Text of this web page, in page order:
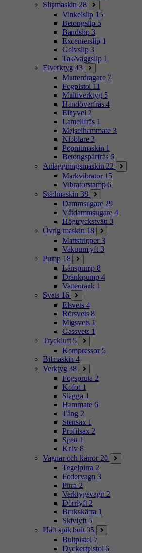
Slipmaskin 28
Vinkelslip 15
Betongslip 5
Bandslip 3
Excenterslip 1
Golvslip 3
Tak/väggslip 1
Elverktyg 43
Mutterdragare 7
Fogpistol 11
Multiverktyg 5
Handöverfräs 4
Elhyvel 2
Lamellfräs 1
Mejselhammare 3
Nibblare 3
Popnitmaskin 1
Betongspårfräs 6
Anläggningsmaskin 22
Markvibrator 15
Vibratorstamp 6
Städmaskin 38
Dammsugare 29
Våtdammsugare 4
Högtryckstvätt 3
Övrig maskin 18
Mattstripper 3
Vakuumlyft 3
Pump 18
Länspump 8
Dränkpump 4
Vattentank 1
Svets 16
Elsvets 4
Rörsvets 8
Migsvets 1
Gassvets 1
Tryckluft 5
Kompressor 5
Bilmaskin 4
Verktyg 38
Fogspruta 2
Kofot 1
Slägga 1
Hammare 6
Tång 2
Stensax 1
Profilsax 2
Spett 1
Kniv 8
Vagnar och kärror 20
Tegelpirra 2
Fodervagn 3
Pirra 2
Verktygsvagn 2
Dörrlyft 2
Brukskärra 1
Skivlyft 5
Häft spik bult 35
Bultpistol 7
Dyckertpistol 6